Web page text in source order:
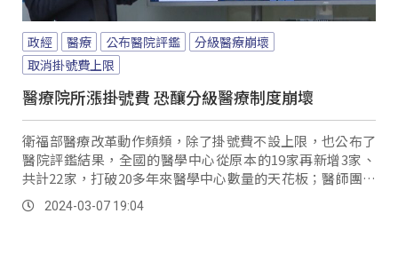
政經 醫療 公布醫院評鑑
分級醫療崩壞
取消掛號費上限
醫療院所漲掛號費 恐釀分級醫療制度崩壞
衛福部醫療改革動作頻頻，除了掛號費不設上限，也公布了
醫院評鑑結果，全國的醫學中心從原本的19家再新增3家、
共計22家，打破20多年來醫學中心數量的天花板；醫師團體
紛紛表示，醫學中心角色恐怕遭到弱化、更有區域化的狀
況。2024-03-07 19:04